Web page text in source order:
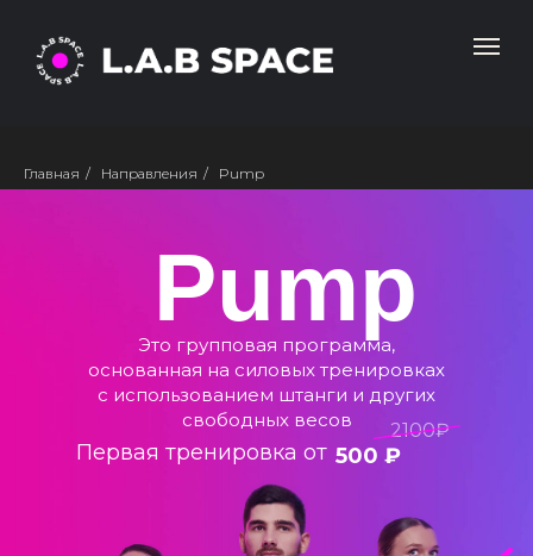
Главная / Направления / Pump
Это групповая программа,
основанная на силовых тренировках
с использованием штанги и других
свободных весов
Pump
Первая тренировка от 500 ₽
2100₽